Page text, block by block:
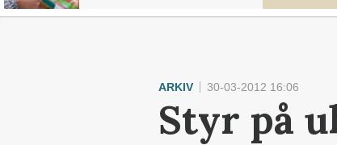
ARKIV 30-03-2012 16:06
Styr på